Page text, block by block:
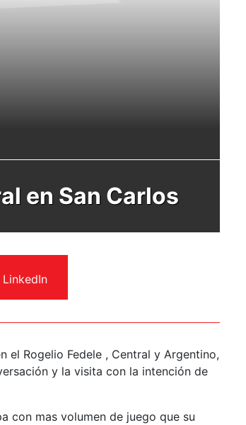
en San Carlos
LinkedIn
el Rogelio Fedele , Central y Argentino,
y la visita con la intención de
con mas volumen de juego que su